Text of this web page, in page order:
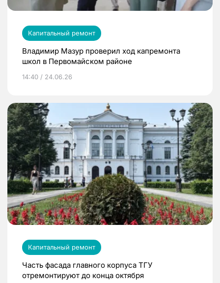
Капитальный ремонт
Владимир Мазур проверил ход капремонта
школ в Первомайском районе
14:40 / 24.06.26
Капитальный ремонт
Часть фасада главного корпуса ТГУ
отремонтируют до конца октября